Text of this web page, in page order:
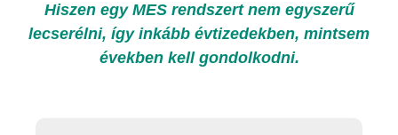
Hiszen egy MES rendszert nem egyszerű
lecserélni, így inkább évtizedekben, mintsem
években kell gondolkodni.